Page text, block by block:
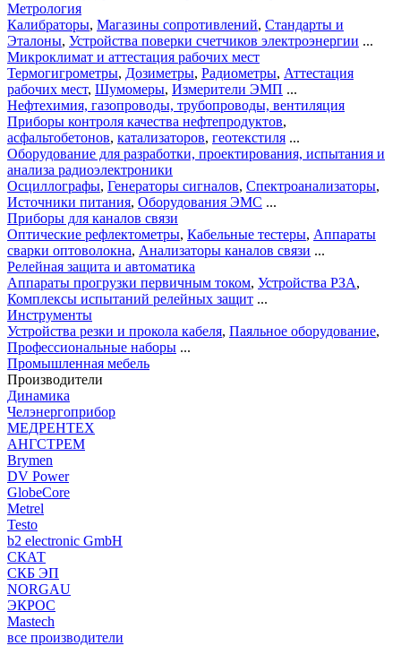
Метрология
Калибраторы, Магазины сопротивлений, Стандарты и
Эталоны, Устройства поверки счетчиков электроэнергии ...
Микроклимат и аттестация рабочих мест
Термогигрометры, Дозиметры, Радиометры, Аттестация
рабочих мест, Шумомеры, Измерители ЭМП ...
Нефтехимия, газопроводы, трубопроводы, вентиляция
Приборы контроля качества нефтепродуктов,
асфальтобетонов, катализаторов, геотекстиля ...
Оборудование для разработки, проектирования, испытания и
анализа радиоэлектроники
Осциллографы, Генераторы сигналов, Спектроанализаторы,
Источники питания, Оборудования ЭМС ...
Приборы для каналов связи
Оптические рефлектометры, Кабельные тестеры, Аппараты
сварки оптоволокна, Анализаторы каналов связи ...
Релейная защита и автоматика
Аппараты прогрузки первичным током, Устройства РЗА,
Комплексы испытаний релейных защит ...
Инструменты
Устройства резки и прокола кабеля, Паяльное оборудование,
Профессиональные наборы ...
Промышленная мебель
Производители
Динамика
Челэнергоприбор
МЕДРЕНТЕХ
АНГСТРЕМ
Brymen
DV Power
GlobeCore
Metrel
Testo
b2 electronic GmbH
СКАТ
СКБ ЭП
NORGAU
ЭКРОС
Mastech
все производители